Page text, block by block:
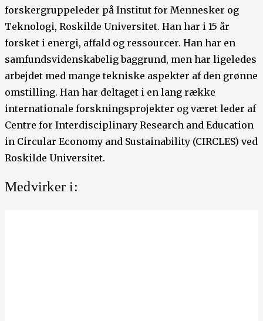
forskergruppeleder på Institut for Mennesker og
Teknologi, Roskilde Universitet. Han har i 15 år
forsket i energi, affald og ressourcer. Han har en
samfundsvidenskabelig baggrund, men har ligeledes
arbejdet med mange tekniske aspekter af den grønne
omstilling. Han har deltaget i en lang række
internationale forskningsprojekter og været leder af
Centre for Interdisciplinary Research and Education
in Circular Economy and Sustainability (CIRCLES) ved
Roskilde Universitet.
Medvirker i: